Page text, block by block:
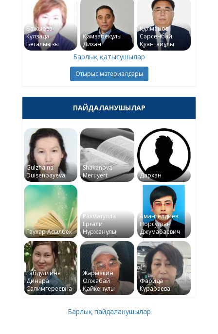
Бажықова
Күлзада
Бегалықызы
Қамзабекұлы
Дихан
Құлманов
Сәрсенбай
Қуантайұлы
Барлық қатысушылар
Отырыс материалдары
ПАЙДАЛАНУШЫЛАР
Gulzhaina
Duisenbayeva
Shakenova
Meruyert
Дархан
Гаухар Асылбек
Рахматулла
Ерғали
Нұржанұлы
Амангелдиев
Норсултан
Джумабаевич
Габдуллина
Динара
Салимгереевна
Жармакин
Олжабай
Қайкенұлы
Фарида
Курабаева
Барлық пайдаланушылар